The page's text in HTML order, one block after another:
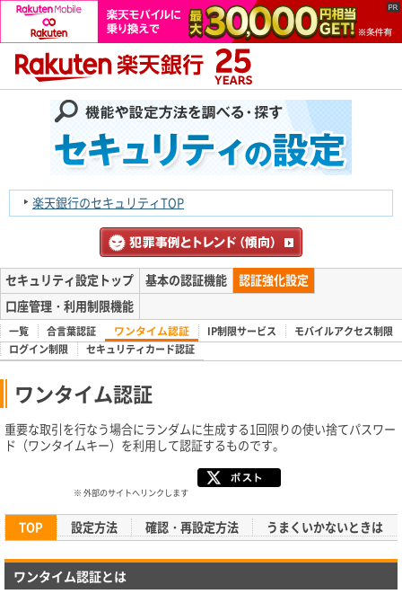
楽天銀行のセキュリティTOP
セキュリティ設定トップ 基本の認証機能
認証強化設定
口座管理・利用制限機能
一覧 合言葉認証 ワンタイム認証 IP制限サービス
モバイルアクセス制限
ログイン制限
セキュリティカード認証
ワンタイム認証
重要な取引を行なう場合にランダムに生成する1回限りの使い捨てパスワー
ド（ワンタイムキー）を利用して認証するものです。
※ 外部のサイトへリンクします
TOP 設定方法 確認・再設定方法 うまくいかないときは
ワンタイム認証とは